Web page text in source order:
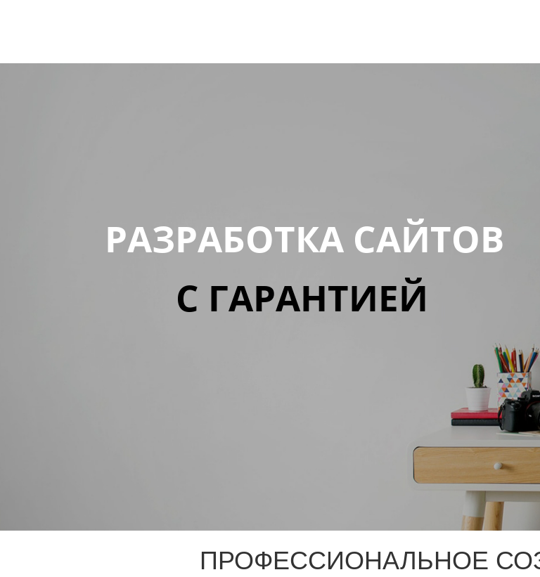
РАЗРАБОТКА САЙТОВ
С ГАРАНТИЕЙ
ПРОФЕССИОНАЛЬНОЕ